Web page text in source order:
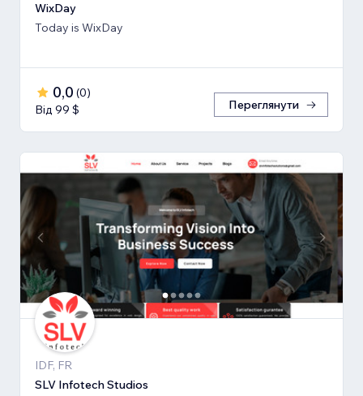
WixDay
Today is WixDay
0,0 (0)
Від 99 $
Переглянути
IDF, FR
SLV Infotech Studios